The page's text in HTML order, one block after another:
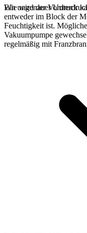
Ein ungenauer
entweder im Block der
Feuchtigkeit ist.
Vakuumpumpe
regelmäßig mit
Wie wird der Vordruck